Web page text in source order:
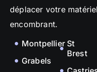
déplacer votre matériel
encombrant.
Montpellier
Grabels
St
Brest